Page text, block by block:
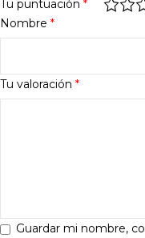
Tu puntuación *
Tu valoración *
Nombre *
Guardar mi nombre,